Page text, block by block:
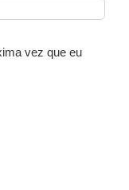
vez que eu